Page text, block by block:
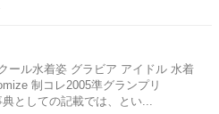
ール水着姿 グラビア アイドル 水着
制コレ2005準グランプリ
としての記載では、とい...